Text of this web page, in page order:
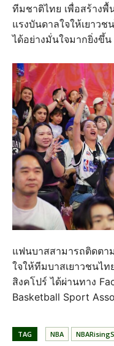
ทีมชาติไทย เพื่อสร้าง
แรงบันดาลใจให้เยาวช
ได้อย่างมั่นใจมากยิ่งขึ้น
แฟนบาสสามารถติดตา
ใจให้ทีมบาสเยาวชนไ
สิงคโปร์ ได้ผ่านทาง
Basketball Sport
TAG NBA